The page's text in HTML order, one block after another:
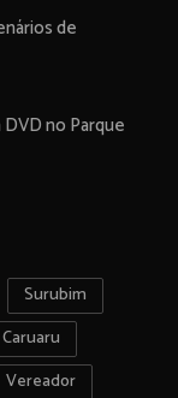
de
no Parque
Surubim
Caruaru
Vereador